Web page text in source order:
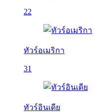
22
ทัวร์อเมริกา
31
ทัวร์อินเดีย